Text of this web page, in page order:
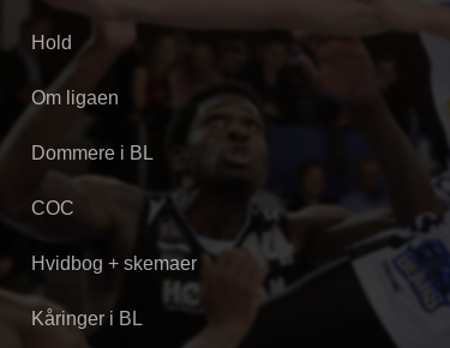
Hold
Om ligaen
Dommere i BL
COC
Hvidbog + skemaer
Kåringer i BL